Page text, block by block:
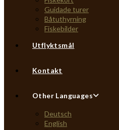
Guidade turer
Båtuthyrning
Fiskebilder
Utflyktsmål
Kontakt
Other Languages
Deutsch
English